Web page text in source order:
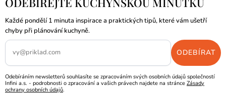
Každé pondělí 1 minuta inspirace a praktických tipů, které vám ušetří
chyby při plánování kuchyně.
Odebíráním newsletterů souhlasíte se zpracováním svých osobních údajů společností
Infini a.s. - podrobnosti o zpracování a vašich právech najdete na stránce Zásady
ochrany osobních údajů.